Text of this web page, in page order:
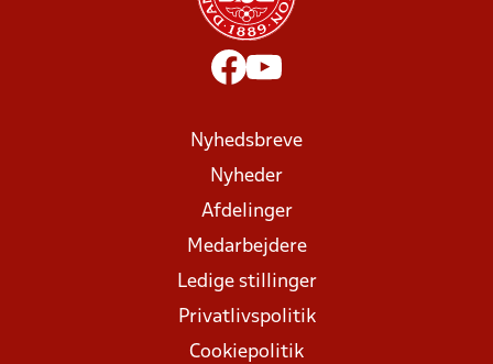
Nyhedsbreve
Nyheder
Afdelinger
Medarbejdere
Ledige stillinger
Privatlivspolitik
Cookiepolitik